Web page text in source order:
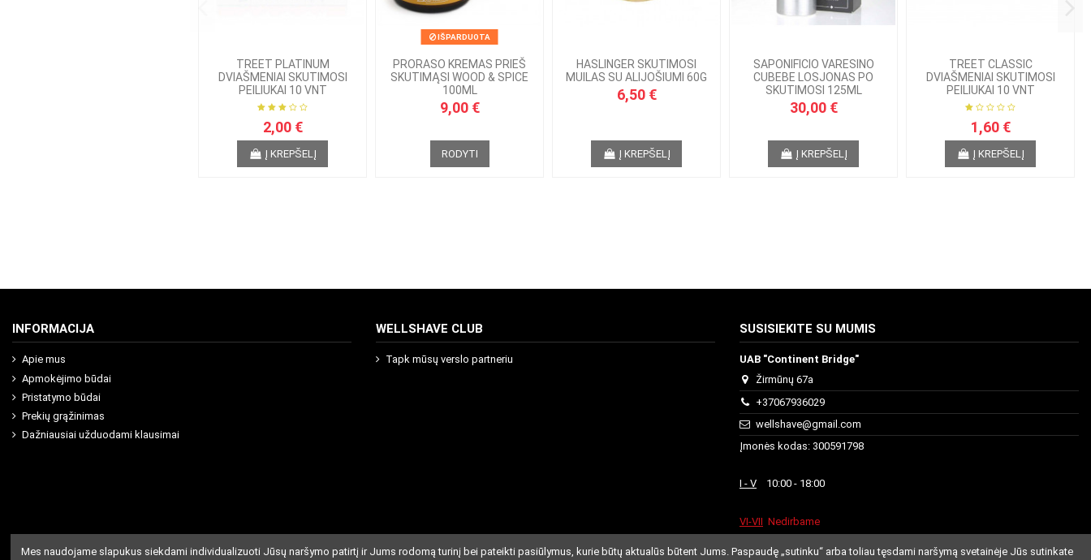
TREET PLATINUM
DVIAŠMENIAI SKUTIMOSI
PEILIUKAI 10 VNT
2,00 €
Į KREPŠELĮ
IŠPARDUOTA
PRORASO KREMAS PRIEŠ
SKUTIMĄSI WOOD & SPICE
100ML
9,00 €
RODYTI
HASLINGER SKUTIMOSI
MUILAS SU ALIJOŠIUMI 60G
6,50 €
Į KREPŠELĮ
SAPONIFICIO VARESINO
CUBEBE LOSJONAS PO
SKUTIMOSI 125ML
30,00 €
Į KREPŠELĮ
TREET CLASSIC
DVIAŠMENIAI SKUTIMOSI
PEILIUKAI 10 VNT
1,60 €
Į KREPŠELĮ
INFORMACIJA
Apie mus
Apmokėjimo būdai
Pristatymo būdai
Prekių grąžinimas
Dažniausiai užduodami klausimai
WELLSHAVE CLUB
Tapk mūsų verslo partneriu
SUSISIEKITE SU MUMIS
UAB "Continent Bridge"
Žirmūnų 67a
+37067936029
wellshave@gmail.com
Įmonės kodas: 300591798
I - V 10:00 - 18:00
VI-VII Nedirbame
Mes naudojame slapukus siekdami individualizuoti Jūsų naršymo patirtį ir Jums rodomą turinį bei pateikti pasiūlymus, kurie būtų aktualūs būtent Jums. Paspaudę „sutinku“ arba toliau tęsdami naršymą svetainėje Jūs sutinkate